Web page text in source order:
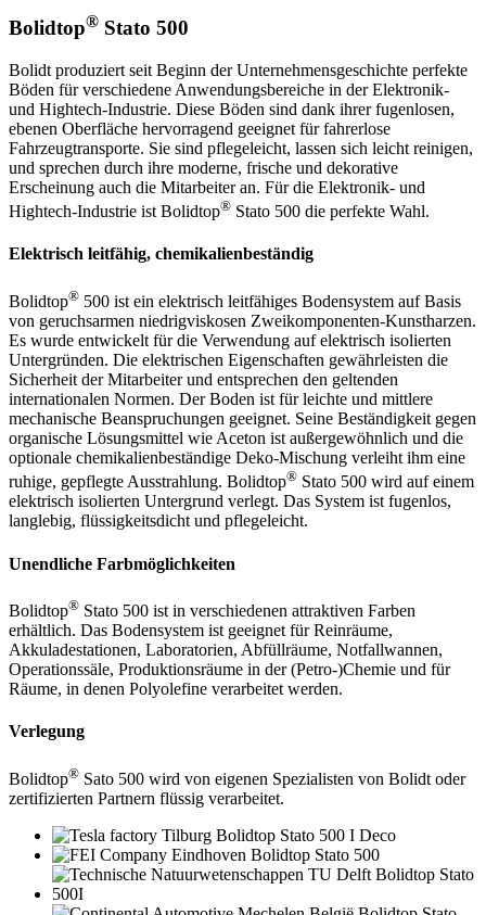
Bolidtop® Stato 500
Bolidt produziert seit Beginn der Unternehmensgeschichte perfekte
Böden für verschiedene Anwendungsbereiche in der Elektronik-
und Hightech-Industrie. Diese Böden sind dank ihrer fugenlosen,
ebenen Oberfläche hervorragend geeignet für fahrerlose
Fahrzeugtransporte. Sie sind pflegeleicht, lassen sich leicht reinigen,
und sprechen durch ihre moderne, frische und dekorative
Erscheinung auch die Mitarbeiter an. Für die Elektronik- und
Hightech-Industrie ist Bolidtop® Stato 500 die perfekte Wahl.
Elektrisch leitfähig, chemikalienbeständig
Bolidtop® 500 ist ein elektrisch leitfähiges Bodensystem auf Basis
von geruchsarmen niedrigviskosen Zweikomponenten-Kunstharzen.
Es wurde entwickelt für die Verwendung auf elektrisch isolierten
Untergründen. Die elektrischen Eigenschaften gewährleisten die
Sicherheit der Mitarbeiter und entsprechen den geltenden
internationalen Normen. Der Boden ist für leichte und mittlere
mechanische Beanspruchungen geeignet. Seine Beständigkeit gegen
organische Lösungsmittel wie Aceton ist außergewöhnlich und die
optionale chemikalienbeständige Deko-Mischung verleiht ihm eine
ruhige, gepflegte Ausstrahlung. Bolidtop® Stato 500 wird auf einem
elektrisch isolierten Untergrund verlegt. Das System ist fugenlos,
langlebig, flüssigkeitsdicht und pflegeleicht.
Unendliche Farbmöglichkeiten
Bolidtop® Stato 500 ist in verschiedenen attraktiven Farben
erhältlich. Das Bodensystem ist geeignet für Reinräume,
Akkuladestationen, Laboratorien, Abfüllräume, Notfallwannen,
Operationssäle, Produktionsräume in der (Petro-)Chemie und für
Räume, in denen Polyolefine verarbeitet werden.
Verlegung
Bolidtop® Sato 500 wird von eigenen Spezialisten von Bolidt oder
zertifizierten Partnern flüssig verarbeitet.